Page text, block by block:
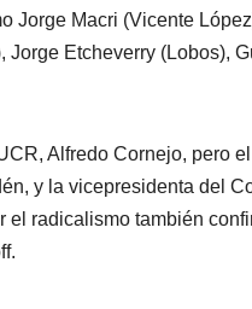
Jorge Macri (Vicente
Jorge Etcheverry (Lobos),
Alfredo Cornejo, pero
y la vicepresidenta del
el radicalismo también